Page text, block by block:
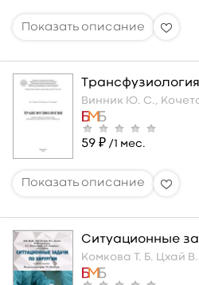
Трансфузиология
Винник Ю. С.,
59 ₽ /1 мес.
Ситуационные
Комкова Т. Б. Цхай В.